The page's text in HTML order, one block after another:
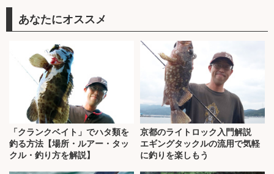
あなたにオススメ
「クランクベイト」でハタ類を
釣る方法【場所・ルアー・タッ
クル・釣り方を解説】
京都のライトロック入門解説
エギングタックルの流用で気軽
に釣りを楽しもう